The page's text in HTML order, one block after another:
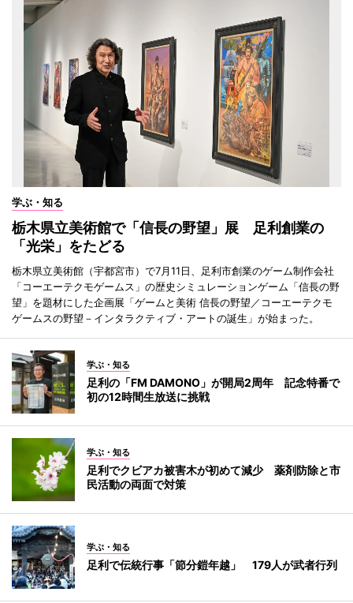
学ぶ・知る
栃木県立美術館で「信長の野望」展 足利創業の
「光栄」をたどる
栃木県立美術館（宇都宮市）で7月11日、足利市創業のゲーム制作会社
「コーエーテクモゲームス」の歴史シミュレーションゲーム「信長の野
望」を題材にした企画展「ゲームと美術 信長の野望／コーエーテクモ
ゲームスの野望－インタラクティブ・アートの誕生」が始まった。
学ぶ・知る
足利の「FM DAMONO」が開局2周年 記念特番で
初の12時間生放送に挑戦
学ぶ・知る
足利でクビアカ被害木が初めて減少 薬剤防除と市
民活動の両面で対策
学ぶ・知る
足利で伝統行事「節分鎧年越」 179人が武者行列